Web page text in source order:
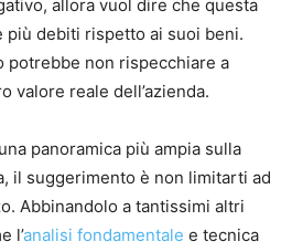
allora vuol dire che questa
più debiti rispetto ai suoi beni.
potrebbe non rispecchiare a
valore reale dell’azienda.
panoramica più ampia sulla
il suggerimento è non limitarti ad
Abbinandolo a tantissimi altri
l’analisi fondamentale e tecnica